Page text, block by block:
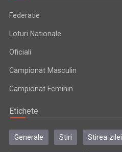
Federatie
Loturi Nationale
Oficiali
Campionat Masculin
Campionat Feminin
Etichete
Generale Stiri Stirea zilei